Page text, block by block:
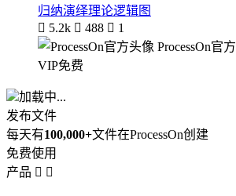
归纳演绎理论逻辑图
 5.2k  488  1
ProcessOn官方
VIP免费
加载中...
发布文件
每天有100,000+文件在ProcessOn创建
免费使用
产品  